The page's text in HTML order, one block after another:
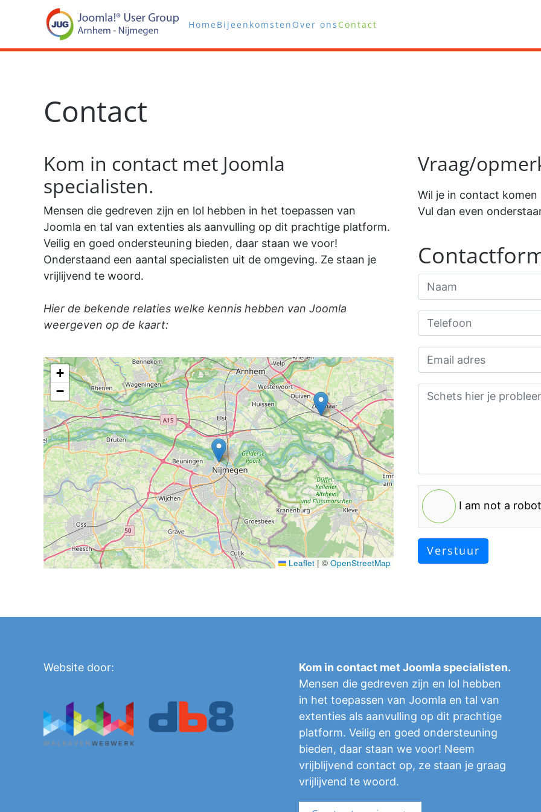
Terug naar hoofdinhoud Home Bijeenkomsten Over ons Contact
Contact
Kom in contact met Joomla
specialisten.
Mensen die gedreven zijn en lol hebben in het toepassen van
Joomla en tal van extenties als aanvulling op dit prachtige platform.
Veilig en goed ondersteuning bieden, daar staan we voor!
Onderstaand een aantal specialisten uit de omgeving. Ze staan je
vrijlijvend te woord.
Hier de bekende relaties welke kennis hebben van Joomla
weergeven op de kaart:
+
−
Leaflet | © OpenStreetMap
Vraag/
Wil je in contact komen
Vul dan even
I am not a robot
Verstuur
Website door:
Kom in contact met Joomla specialisten.
Mensen die gedreven zijn en lol hebben
in het toepassen van Joomla en tal van
extenties als aanvulling op dit prachtige
platform. Veilig en goed ondersteuning
bieden, daar staan we voor! Neem
vrijblijvend contact op, ze staan je graag
vrijlijvend te woord.